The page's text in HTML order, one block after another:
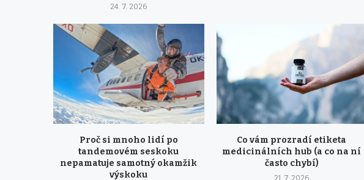
24. 7. 2026
Proč si mnoho lidí po
tandemovém seskoku
nepamatuje samotný okamžik
výskoku
Co vám prozradí etiketa
medicinálních hub (a co na ní
často chybí)